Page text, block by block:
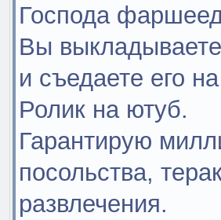
Господа
Вы
и съедаете его
Ролик на ютуб.
Гарантирую
посольства,
развлечения.